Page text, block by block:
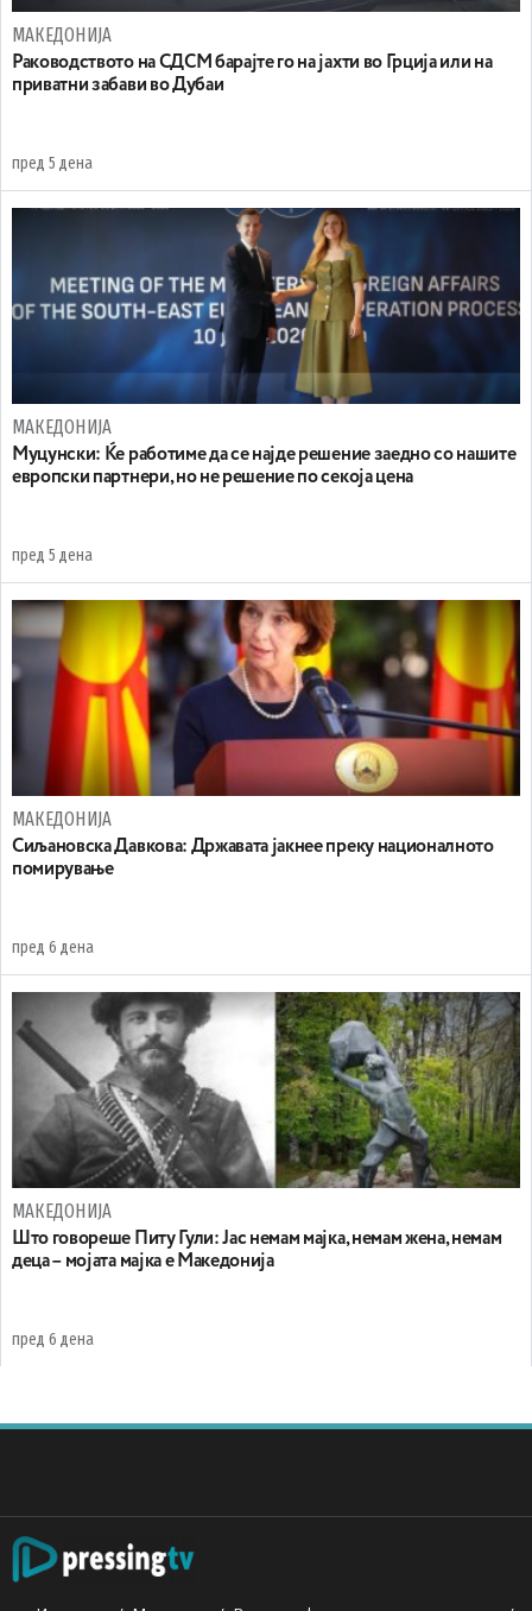
МАКЕДОНИЈА
Раководството на СДСМ барајте го на јахти во Грција или на
приватни забави во Дубаи
пред 5 дена
МАКЕДОНИЈА
Муцунски: Ќе работиме да се најде решение заедно со нашите
европски партнери, но не решение по секоја цена
пред 5 дена
МАКЕДОНИЈА
Сиљановска Давкова: Државата јакнее преку националното
помирување
пред 6 дена
МАКЕДОНИЈА
Што говореше Питу Гули: Јас немам мајка, немам жена, немам
деца – мојата мајка е Македонија
пред 6 дена